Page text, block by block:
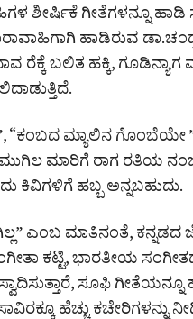
ಶೀರ್ಷಿಕೆ ಗೀತೆಗಳನ್ನೂ ಹಾಡಿ
ಹಾಡಿರುವ
ರೆಕ್ಕೆ ಬಲಿತ ಹಕ್ಕಿ,
“ಕಂಬದ ಮ್ಯಾಲಿನ ಗೊಂಬೆಯೇ
ಮಾರಿಗೆ ರಾಗ ರತಿಯ ನಂಜ
ಕಿವಿಗಳಿಗೆ ಹಬ್ಬ ಅನ್ನಬಹುದು.
ಎಂಬ ಮಾತಿನಂತೆ, ಕನ್ನಡದ
ಕಟ್ಟಿ, ಭಾರತೀಯ
ಸೂಫಿ ಗೀತೆಯನ್ನೂ
ಹೆಚ್ಚು ಕಚೇರಿಗಳನ್ನು